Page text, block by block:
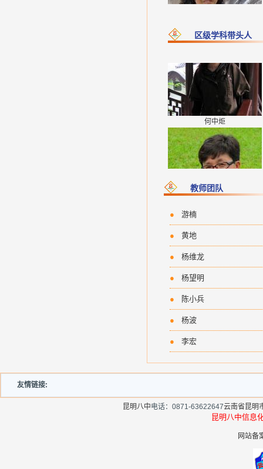
区级学科带头人
何中炬
教师团队
● 游楠
● 黄地
● 杨维龙
● 杨望明
● 陈小兵
● 杨波
● 李宏
友情链接:
昆明八中电话：0871-63622647云南省昆明
昆明八中信
网站备